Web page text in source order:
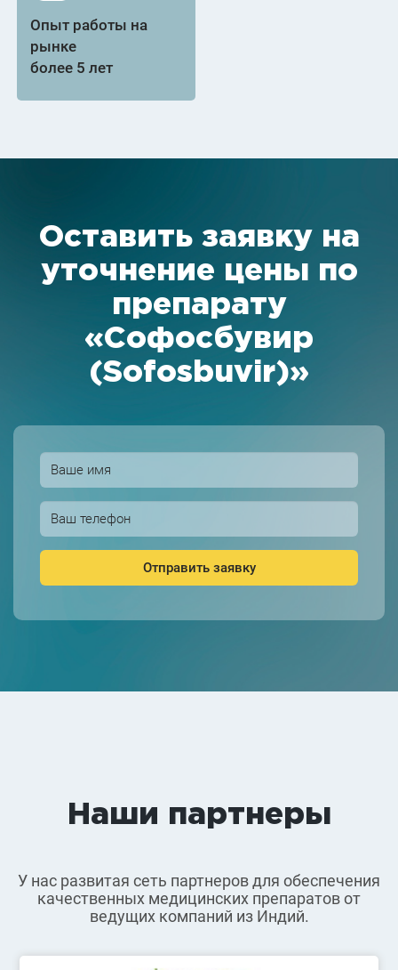
Опыт работы на
рынке
более 5 лет
Оставить заявку на
уточнение цены по
препарату
«Софосбувир
(Sofosbuvir)»
Отправить заявку
Наши партнеры
У нас развитая сеть партнеров для обеспечения
качественных медицинских препаратов от
ведущих компаний из Индий.